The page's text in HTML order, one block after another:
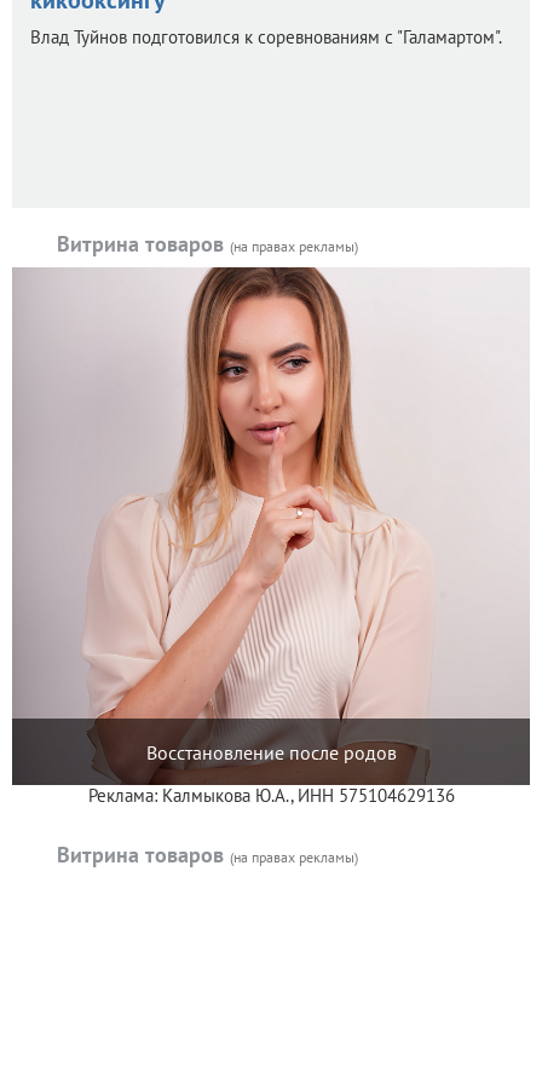
Влад Туйнов подготовился к соревнованиям с "Галамартом".
Витрина товаров (на правах рекламы)
Восстановление после родов
Реклама: Калмыкова Ю.А., ИНН 575104629136
Витрина товаров (на правах рекламы)